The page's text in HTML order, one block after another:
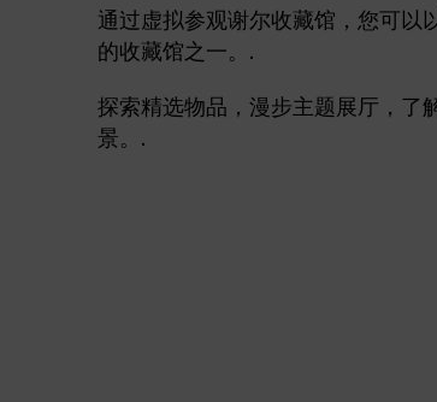
通过虚拟参观谢尔收藏馆，您可以
的收藏馆之一。.
探索精选物品，漫步主题展厅，了
景。.